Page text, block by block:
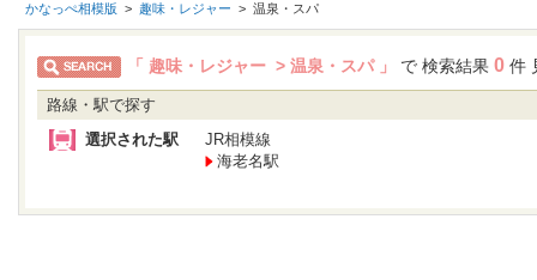
かなっぺ相模版 > 趣味・レジャー > 温泉・スパ
「 趣味・レジャー > 温泉・スパ 」 で 検索結果 0 件
路線・駅で探す
選択された駅
JR相模線
海老名駅